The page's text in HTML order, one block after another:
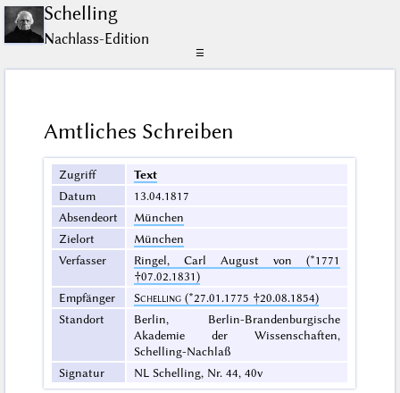
Schelling
Nachlass-Edition
☰
Amtliches Schreiben
Zugriff
Text
Datum
13.04.1817
Absendeort
München
Zielort
München
Verfasser
Ringel, Carl August von (*1771
†07.02.1831)
Empfänger
Schelling (*27.01.1775 †20.08.1854)
Standort
Berlin, Berlin-Brandenburgische
Akademie der Wissenschaften,
Schelling-Nachlaß
Signatur
NL Schelling, Nr. 44, 40v